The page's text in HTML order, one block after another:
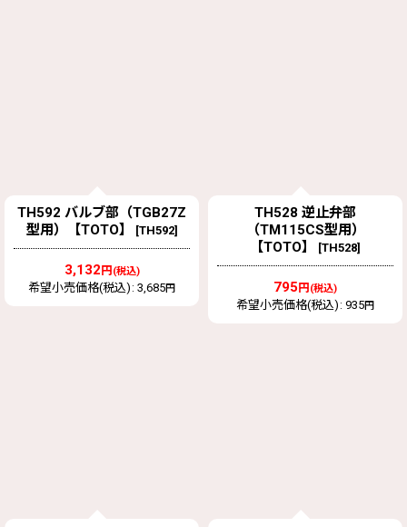
TH592 バルブ部（TGB27Z
型用）【TOTO】
[TH592]
3,132 円 (税込)
希望小売価格(税込) : 3,685円
TH528 逆止弁部
（TM115CS型用）
【TOTO】
[TH528]
795 円 (税込)
希望小売価格(税込) : 935円